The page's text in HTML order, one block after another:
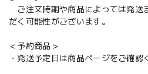
ご注文時期や商品によっては発送
だく可能性がございます。
＜予約商品＞
・発送予定日は商品ページをご確認